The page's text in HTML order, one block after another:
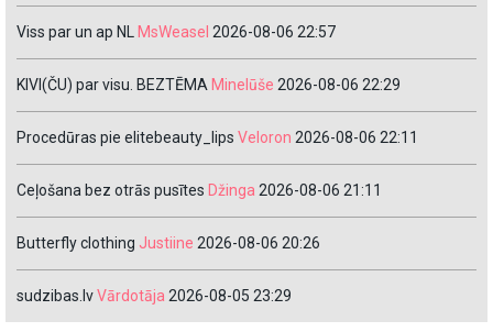
Viss par un ap NL MsWeasel 2026-08-06 22:57
KIVI(ČU) par visu. BEZTĒMA Minelūše 2026-08-06 22:29
Procedūras pie elitebeauty_lips Veloron 2026-08-06 22:11
Ceļošana bez otrās pusītes Džinga 2026-08-06 21:11
Butterfly clothing Justiine 2026-08-06 20:26
sudzibas.lvVārdotāja 2026-08-05 23:29